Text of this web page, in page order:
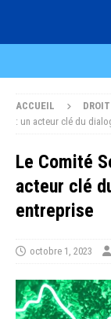
ACCUEIL
: un acteur clé du
Le Comité
acteur clé
entreprise
octobre 1, 2023